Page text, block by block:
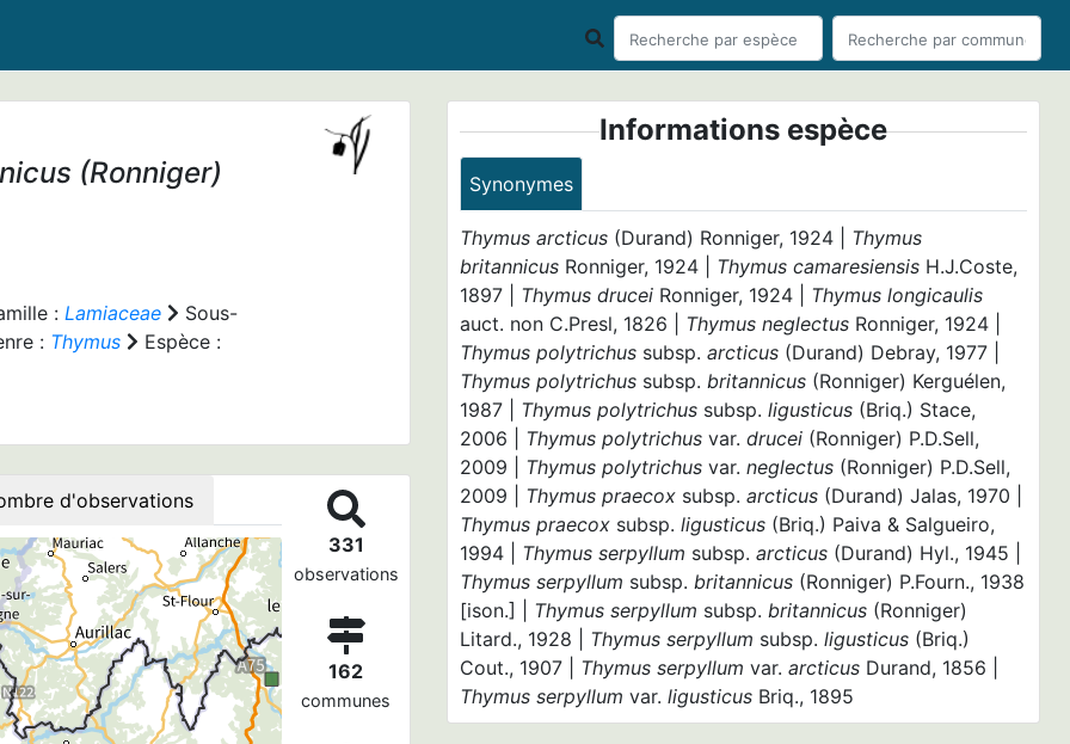
(Ronniger)
: Lamiaceae
Sous-
: Thymus Espèce :
d'observations
331
observations
162
communes
Informations espèce
Synonymes
Thymus arcticus (Durand) Ronniger, 1924 | Thymus
britannicus Ronniger, 1924 | Thymus camaresiensis H.J.Coste,
1897 | Thymus drucei Ronniger, 1924 | Thymus longicaulis
auct. non C.Presl, 1826 | Thymus neglectus Ronniger, 1924 |
Thymus polytrichus subsp. arcticus (Durand) Debray, 1977 |
Thymus polytrichus subsp. britannicus (Ronniger) Kerguélen,
1987 | Thymus polytrichus subsp. ligusticus (Briq.) Stace,
2006 | Thymus polytrichusvar. drucei (Ronniger) P.D.Sell,
2009 | Thymus polytrichusvar. neglectus (Ronniger) P.D.Sell,
2009 | Thymus praecox subsp. arcticus (Durand) Jalas, 1970 |
Thymus praecox subsp. ligusticus (Briq.) Paiva & Salgueiro,
1994 | Thymus serpyllum subsp. arcticus (Durand) Hyl., 1945 |
Thymus serpyllum subsp. britannicus (Ronniger) P.Fourn., 1938
[ison.] | Thymus serpyllum subsp. britannicus (Ronniger)
Litard., 1928 | Thymus serpyllum subsp. ligusticus (Briq.)
Cout., 1907 | Thymus serpyllumvar. arcticus Durand, 1856 |
Thymus serpyllumvar. ligusticus Briq., 1895